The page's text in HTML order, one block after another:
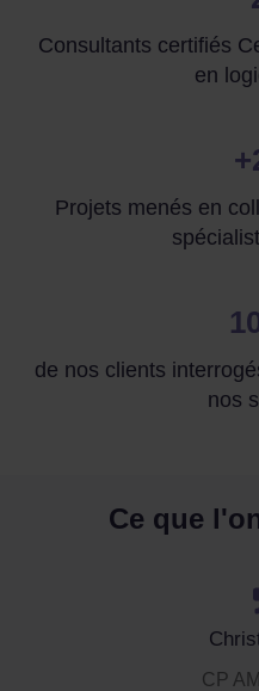
Consultants certifiés
en
Projets menés en
de nos clients
nos
Ce que
CP